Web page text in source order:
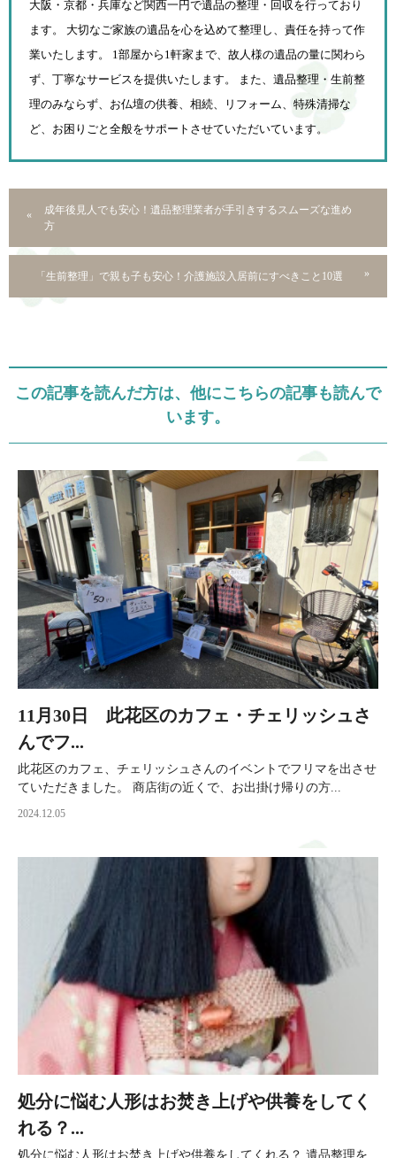
大阪・京都・兵庫など関西一円で遺品の整理・回収を行っており
ます。 大切なご家族の遺品を心を込めて整理し、責任を持って作
業いたします。 1部屋から1軒家まで、故人様の遺品の量に関わら
ず、 丁寧なサービスを提供いたします。 また、遺品整理・生前整
理のみならず、お仏壇の供養、相続、
リフォーム、特殊清掃な
ど、お困りごと全般をサポートさせていただいています。
成年後見人でも安心！遺品整理業者が手引きするスムーズな進め
方
「生前整理」で親も子も安心！介護施設入居前にすべきこと10選
この記事を読んだ方は、他にこちらの記事も読んで
います。
11月30日 此花区のカフェ・チェリッシュさ
んでフ...
此花区のカフェ、チェリッシュさんのイベントでフリマを出させ
ていただきました。 商店街の近くで、お出掛け帰りの方...
2024.12.05
処分に悩む人形はお焚き上げや供養をしてく
れる？...
処分に悩む人形はお焚き上げや供養をしてくれる？ 遺品整理を